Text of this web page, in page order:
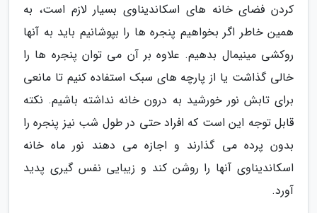
کردن فضای خانه های اسکاندیناوی بسیار لازم است، به
همین خاطر اگر بخواهیم پنجره ها را بپوشانیم باید به آنها
روکشی مینیمال بدهیم. علاوه بر آن می توان پنجره ها را
خالی گذاشت یا از پارچه های سبک استفاده کنیم تا مانعی
برای تابش نور خورشید به درون خانه نداشته باشیم. نکته
قابل توجه این است که افراد حتی در طول شب نیز پنجره را
بدون پرده می گذارند و اجازه می دهند نور ماه خانه
اسکاندیناوی آنها را روشن کند و زیبایی نفس گیری پدید
آورد.